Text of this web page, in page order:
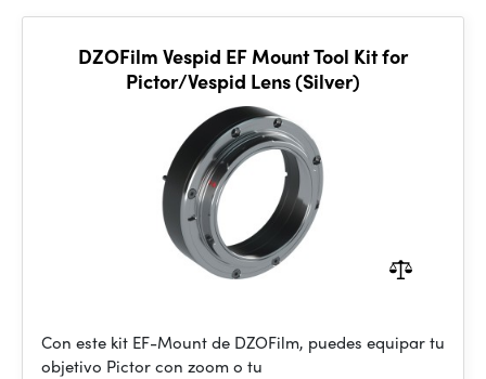
DZOFilm Vespid EF Mount Tool Kit for
Pictor/Vespid Lens (Silver)
Con este kit EF-Mount de DZOFilm, puedes equipar tu
objetivo Pictor con zoom o tu